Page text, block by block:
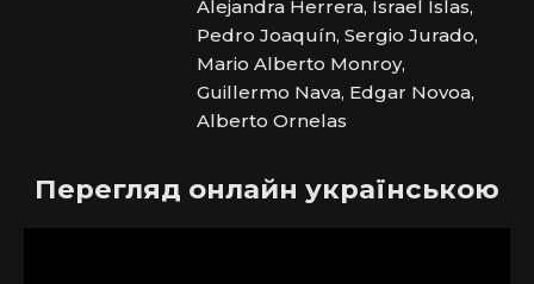
Alejandra Herrera, Israel Islas,
Pedro Joaquín, Sergio Jurado,
Mario Alberto Monroy,
Guillermo Nava, Edgar Novoa,
Alberto Ornelas
Перегляд онлайн українською